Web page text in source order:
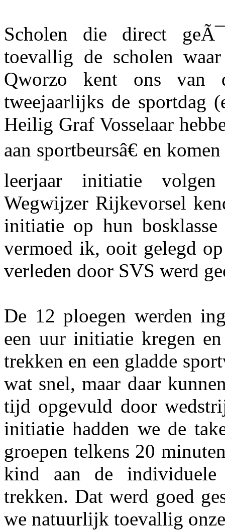
Scholen die direct
toevallig de scholen
Qworzo kent ons van
tweejaarlijks de sportdag
Heilig Graf Vosselaar
aan sportbeursâ€ en
leerjaar initiatie
Wegwijzer Rijkevorsel
initiatie op hun
vermoed ik, ooit gelegd
verleden door SVS werd
De 12 ploegen werden
een uur initiatie kregen
trekken en een gladde
wat snel, maar daar
tijd opgevuld door
initiatie hadden we de
groepen telkens 20
kind aan de individuele
trekken. Dat werd goed
we natuurlijk toevallig